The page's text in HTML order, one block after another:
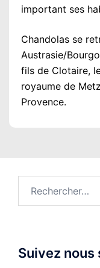
important ses
Chandolas se
Austrasie/
fils de Clotaire,
royaume de
Provence.
Suivez nous